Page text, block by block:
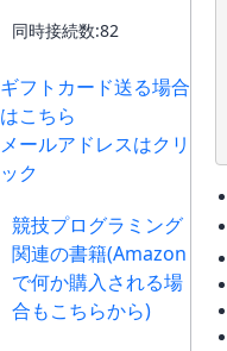
同時接続数:82
ギフトカード送る場合
はこちら
メールアドレスはクリ
ック
競技プログラミング
関連の書籍(Amazon
で何か購入される場
合もこちらから)